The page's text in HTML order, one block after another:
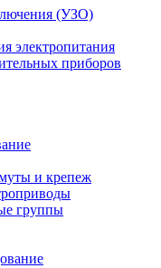
(УЗО)
электропитания
приборов
и крепеж
группы